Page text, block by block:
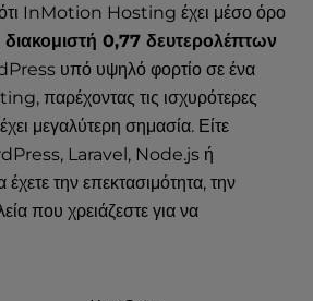
ότι InMotion Hosting έχει μέσο όρο
0,77 δευτερολέπτων
υπό υψηλό φορτίο σε ένα
παρέχοντας τις ισχυρότερες
μεγαλύτερη σημασία. Είτε
Laravel, Node.js ή
την επεκτασιμότητα, την
που χρειάζεστε για να